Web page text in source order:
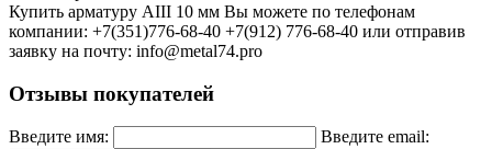
Купить арматуру АIII 10 мм Вы можете по телефонам
компании: +7(351)776-68-40 +7(912) 776-68-40 или отправив
заявку на почту: info@metal74.pro
Отзывы покупателей
Введите имя:
Введите email: